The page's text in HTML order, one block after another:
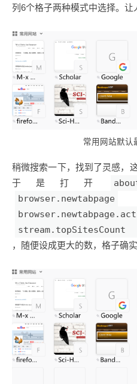
列6个格子两种模式中选择。让
常用网站默认
稍微搜索一下，找到了灵感，
于是打开
browser.newtabpage
stream.topSitesCount
，随便设成更大的数，格子确实